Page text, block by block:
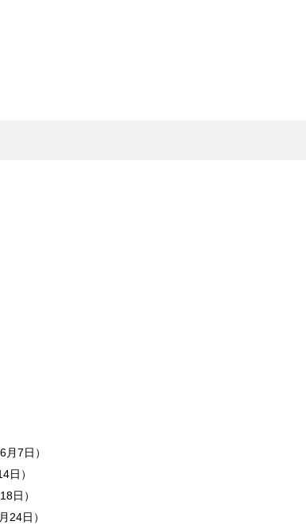
7日）
日）
日）
24日）